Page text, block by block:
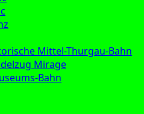
Mittel-Thurgau-Bahn
Mirage
Bahn